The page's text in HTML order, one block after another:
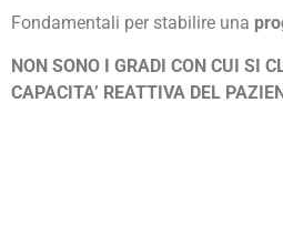
Fondamentali per stabilire una
NON SONO I GRADI CON CUI SI
CAPACITA’ REATTIVA DEL